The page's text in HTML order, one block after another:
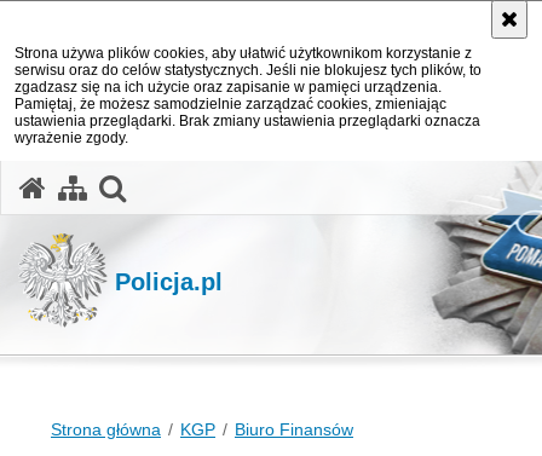
Strona używa plików cookies, aby ułatwić użytkownikom korzystanie z
serwisu oraz do celów statystycznych. Jeśli nie blokujesz tych plików, to
zgadzasz się na ich użycie oraz zapisanie w pamięci urządzenia.
Pamiętaj, że możesz samodzielnie zarządzać cookies, zmieniając
ustawienia przeglądarki. Brak zmiany ustawienia przeglądarki oznacza
wyrażenie zgody.
Policja.pl
Strona główna KGP Biuro Finansów